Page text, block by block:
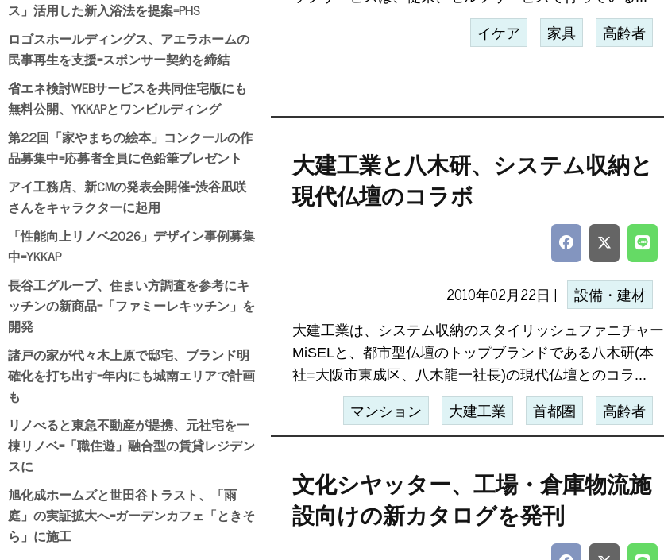
イケア 家具 高齢者
大建工業と八木研、システム収納と
現代仏壇のコラボ
2010年02月22日 | 設備・建材
大建工業は、システム収納のスタイリッシュファニチャー
MiSELと、都市型仏壇のトップブランドである八木研(本
社=大阪市東成区、八木龍一社長)の現代仏壇とのコラ...
マンション 大建工業 首都圏 高齢者
文化シヤッター、工場・倉庫物流施
設向けの新カタログを発刊
ス」活用した新入浴法を提案=PHS
ロゴスホールディングス、アエラホームの
民事再生を支援=スポンサー契約を締結
省エネ検討WEBサービスを共同住宅版にも
無料公開、YKKAPとワンビルディング
第22回「家やまちの絵本」コンクールの作
品募集中=応募者全員に色鉛筆プレゼント
アイ工務店、新CMの発表会開催=渋谷凪咲
さんをキャラクターに起用
「性能向上リノベ2026」デザイン事例募集
中=YKKAP
長谷工グループ、住まい方調査を参考にキ
ッチンの新商品=「ファミーレキッチン」を
開発
諸戸の家が代々木上原で邸宅、ブランド明
確化を打ち出す=年内にも城南エリアで計画
も
リノべると東急不動産が提携、元社宅を一
棟リノベ=「職住遊」融合型の賃貸レジデン
スに
旭化成ホームズと世田谷トラスト、「雨
庭」の実証拡大へ=ガーデンカフェ「ときそ
ら」に施工